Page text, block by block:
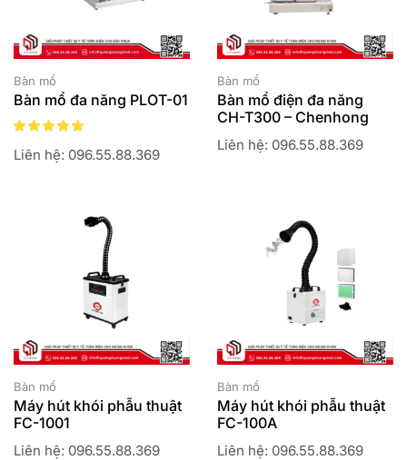
Bàn mổ
Bàn mổ đa năng PLOT-01
Liên hệ: 096.55.88.369
Bàn mổ
Bàn mổ điện đa năng
CH-T300 – Chenhong
Liên hệ: 096.55.88.369
Bàn mổ
Máy hút khói phẫu thuật
FC-1001
Liên hệ: 096.55.88.369
Bàn mổ
Máy hút khói phẫu thuật
FC-100A
Liên hệ: 096.55.88.369